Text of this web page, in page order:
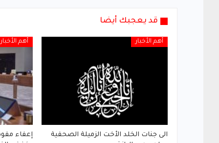
قد يعجبك أيضا
أهم الأخبار
الى جنات الخلد الأخت الزميلة الصحفية
أهم الأخبار
إعفاء